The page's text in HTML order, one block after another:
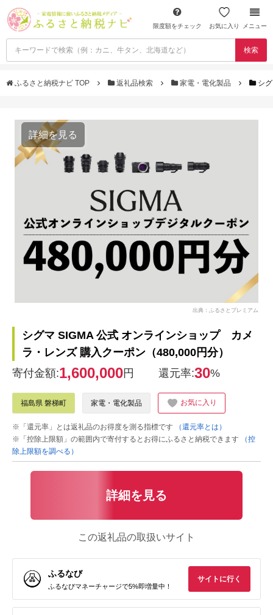
限度額をチェック お気に入り メニュー
検索
ふるさと納税ナビ TOP 返礼品検索 家電・電化製品 シ
詳細を見る
出典：ふるさとプレミアム
シグマ SIGMA 公式 オンラインショップ カメ
ラ・レンズ 購入クーポン（480,000円分）
寄付金額:1,600,000円 還元率:30%
福島県 磐梯町 家電・電化製品 お気に入り
※「還元率」とは返礼品のお得度を測る指標です
（還元率とは）
※「控除上限額」の範囲内で寄付するとお得にふるさと納税できます
（控
除上限額を調べる）
詳細を見る
この返礼品の取扱いサイト
ふるなび
ふるなびマネーチャージで5%即増量中！
サイトに行く